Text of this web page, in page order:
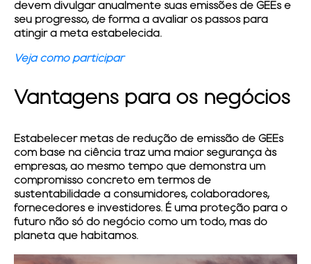
devem divulgar anualmente suas emissões de GEEs e
seu progresso, de forma a avaliar os passos para
atingir a meta estabelecida.
Veja como participar
Vantagens para os negócios
Estabelecer metas de redução de emissão de GEEs
com base na ciência traz uma maior segurança às
empresas, ao mesmo tempo que demonstra um
compromisso concreto em termos de
sustentabilidade a consumidores, colaboradores,
fornecedores e investidores. É uma proteção para o
futuro não só do negócio como um todo, mas do
planeta que habitamos.